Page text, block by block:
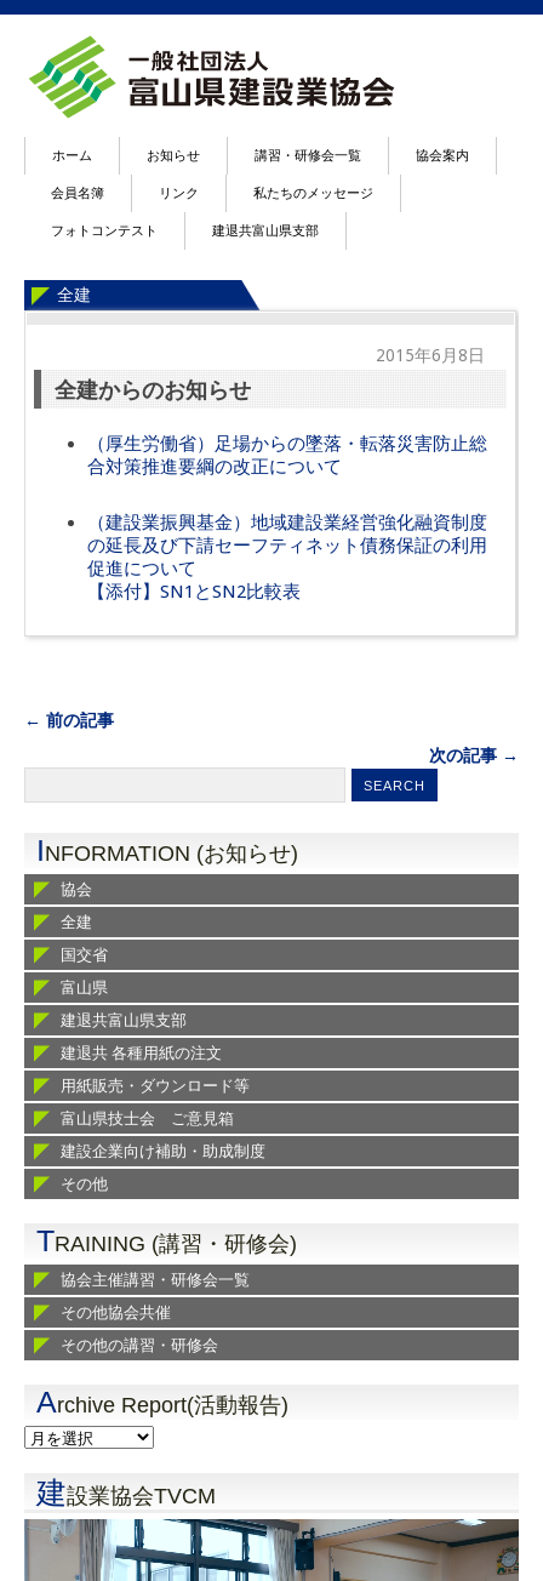
ホーム お知らせ 講習・研修会一覧 協会案内
会員名簿 リンク 私たちのメッセージ
フォトコンテスト 建退共富山県支部
全建
2015年6月8日
全建からのお知らせ
（厚生労働省）足場からの墜落・転落災害防止総
合対策推進要綱の改正について
（建設業振興基金）地域建設業経営強化融資制度
の延長及び下請セーフティネット債務保証の利用
促進について
【添付】SN1とSN2比較表
← 前の記事
次の記事 →
INFORMATION (お知らせ)
協会
全建
国交省
富山県
建退共富山県支部
建退共 各種用紙の注文
用紙販売・ダウンロード等
富山県技士会 ご意見箱
建設企業向け補助・助成制度
その他
TRAINING (講習・研修会)
協会主催講習・研修会一覧
その他協会共催
その他の講習・研修会
Archive Report(活動報告)
建設業協会TVCM